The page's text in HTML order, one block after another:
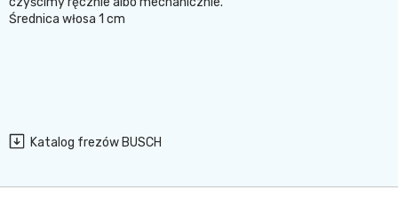
Średnica włosa 1 cm
Katalog frezów BUSCH